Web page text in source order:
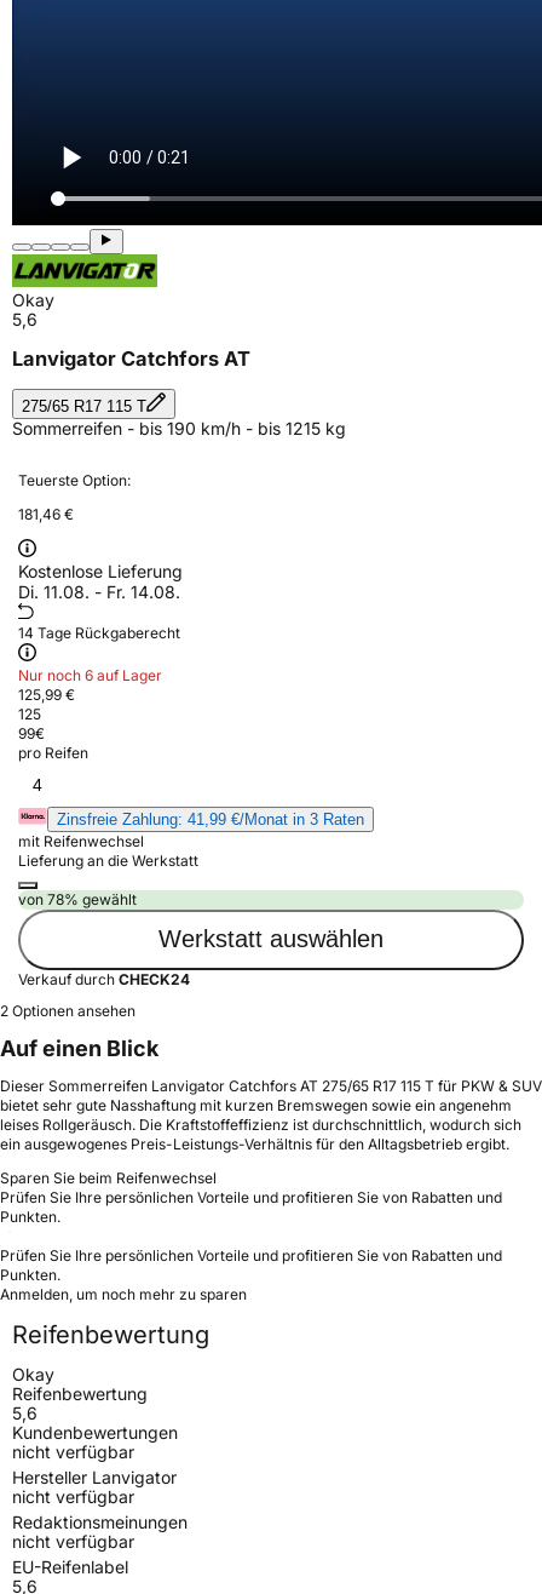
Okay
5,6
Lanvigator Catchfors AT
275/65 R17 115 T
Sommerreifen - bis 190 km/h - bis 1215 kg
Teuerste Option:
181,46 €
Kostenlose Lieferung
Di. 11.08. - Fr. 14.08.
14 Tage Rückgaberecht
Nur noch 6 auf Lager
125,99 €
125
99€
pro Reifen
4
Zinsfreie Zahlung: 41,99 €/Monat in 3 Raten
mit Reifenwechsel
Lieferung an die Werkstatt
von 78% gewählt
Werkstatt auswählen
Verkauf durch CHECK24
2 Optionen ansehen
Auf einen Blick
Dieser Sommerreifen Lanvigator Catchfors AT 275/65 R17 115 T für PKW & SUV
bietet sehr gute Nasshaftung mit kurzen Bremswegen sowie ein angenehm
leises Rollgeräusch. Die Kraftstoffeffizienz ist durchschnittlich, wodurch sich
ein ausgewogenes Preis-Leistungs-Verhältnis für den Alltagsbetrieb ergibt.
Sparen Sie beim Reifenwechsel
Prüfen Sie Ihre persönlichen Vorteile und profitieren Sie von Rabatten und
Punkten.
Prüfen Sie Ihre persönlichen Vorteile und profitieren Sie von Rabatten und
Punkten.
Anmelden, um noch mehr zu sparen
Reifenbewertung
Okay
Reifenbewertung
5,6
Kundenbewertungen
nicht verfügbar
Hersteller Lanvigator
nicht verfügbar
Redaktionsmeinungen
nicht verfügbar
EU-Reifenlabel
5,6